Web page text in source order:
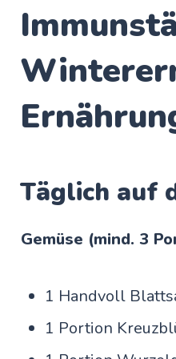
Täglich auf
Gemüse (mind. 3
1 Handvoll
1 Portion